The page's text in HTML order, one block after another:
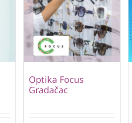
Optika Focus
Gradačac